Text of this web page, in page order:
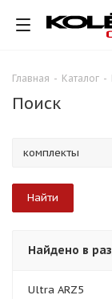
Главная - Каталог -
Поиск
Найдено в
Ultra ARZ5